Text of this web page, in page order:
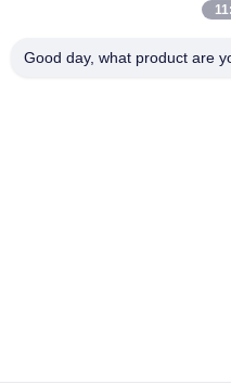
Plateforme de levage
Good day, what product are